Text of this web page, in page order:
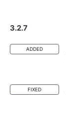
3.2.7
ADDED
FIXED